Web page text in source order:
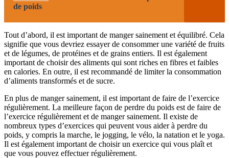
de poids
Tout d’abord, il est important de manger sainement et équilibré. Cela
signifie que vous devriez essayer de consommer une variété de fruits
et de légumes, de protéines et de grains entiers. Il est également
important de choisir des aliments qui sont riches en fibres et faibles
en calories. En outre, il est recommandé de limiter la consommation
d’aliments transformés et de sucre.
En plus de manger sainement, il est important de faire de l’exercice
régulièrement. La meilleure façon de perdre du poids est de faire de
l’exercice régulièrement et de manger sainement. Il existe de
nombreux types d’exercices qui peuvent vous aider à perdre du
poids, y compris la marche, le jogging, le vélo, la natation et le yoga.
Il est également important de choisir un exercice qui vous plaît et
que vous pouvez effectuer régulièrement.